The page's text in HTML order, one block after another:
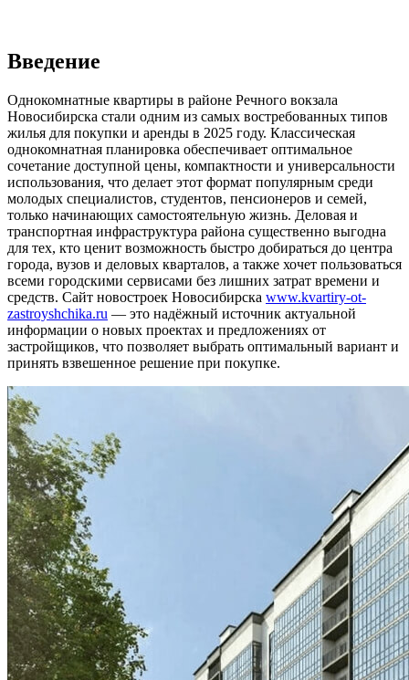
Введение
Однокомнатные квартиры в районе Речного вокзала
Новосибирска стали одним из самых востребованных типов
жилья для покупки и аренды в 2025 году. Классическая
однокомнатная планировка обеспечивает оптимальное
сочетание доступной цены, компактности и универсальности
использования, что делает этот формат популярным среди
молодых специалистов, студентов, пенсионеров и семей,
только начинающих самостоятельную жизнь. Деловая и
транспортная инфраструктура района существенно выгодна
для тех, кто ценит возможность быстро добираться до центра
города, вузов и деловых кварталов, а также хочет пользоваться
всеми городскими сервисами без лишних затрат времени и
средств. Сайт новостроек Новосибирска www.kvartiry-ot-
zastroyshchika.ru — это надёжный источник актуальной
информации о новых проектах и предложениях от
застройщиков, что позволяет выбрать оптимальный вариант и
принять взвешенное решение при покупке.